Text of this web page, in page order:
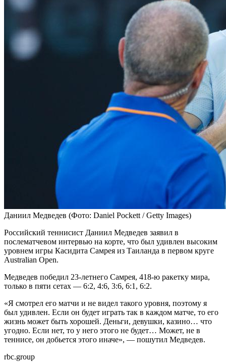
Даниил Медведев (Фото: Daniel Pockett / Getty Images)
Российский теннисист Даниил Медведев заявил в
послематчевом интервью на корте, что был удивлен высоким
уровнем игры Касидита Самрея из Таиланда в первом круге
Australian Open.
Медведев победил 23-летнего Самрея, 418-ю ракетку мира,
только в пяти сетах — 6:2, 4:6, 3:6, 6:1, 6:2.
«Я смотрел его матчи и не видел такого уровня, поэтому я
был удивлен. Если он будет играть так в каждом матче, то его
жизнь может быть хорошей. Деньги, девушки, казино… что
угодно. Если нет, то у него этого не будет… Может, не в
теннисе, он добьется этого иначе», — пошутил Медведев.
rbc.group